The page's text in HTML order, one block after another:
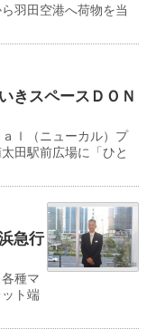
羽田空港へ荷物を当
スペースＤＯＮ
ｌ（ニューカル）プ
田駅前広場に「ひと
急行
種マ
ト端